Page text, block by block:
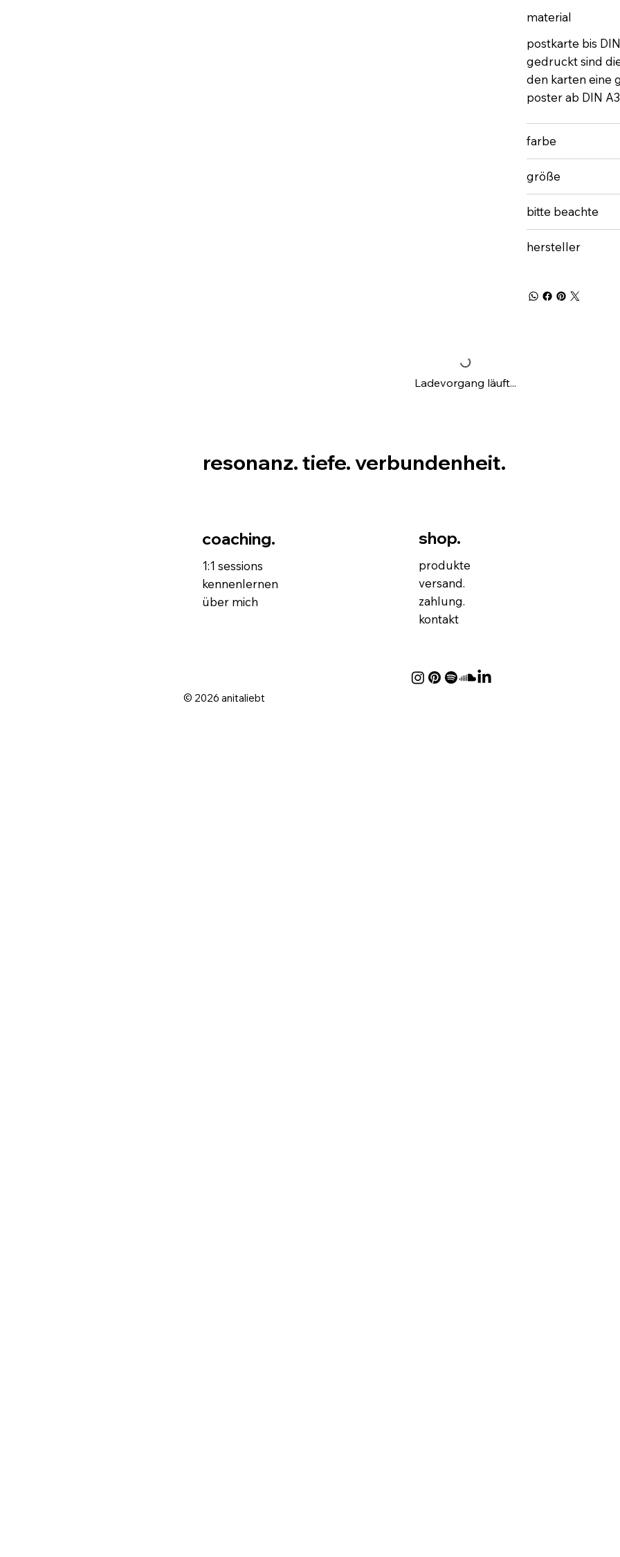
material
postkarte bis
gedruckt sind
den karten eine
poster ab DIN
farbe
größe
bitte beachte
hersteller
Ladevorgang läuft...
resonanz. tiefe. verbundenheit.
coaching.
1:1 sessions
kennenlernen
über mich
shop.
produkte
versand.
zahlung.
kontakt
© 2026 anitaliebt